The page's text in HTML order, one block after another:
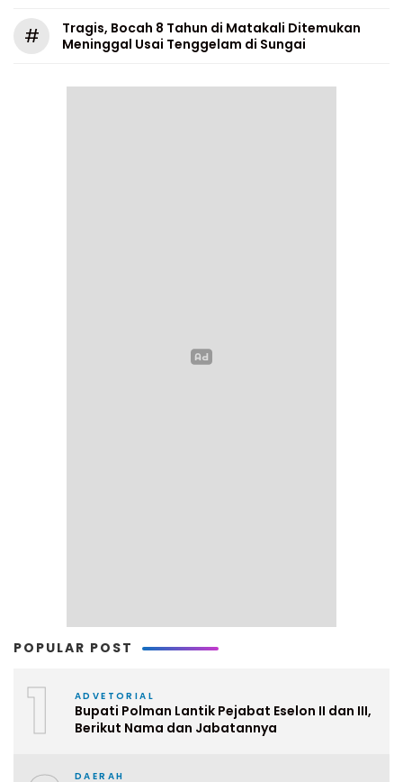
#
Tragis, Bocah 8 Tahun di Matakali Ditemukan
Meninggal Usai Tenggelam di Sungai
POPULAR POST
1 ADVETORIAL
Bupati Polman Lantik Pejabat Eselon II dan III,
Berikut Nama dan Jabatannya
DAERAH